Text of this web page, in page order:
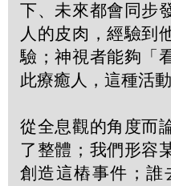
下、未來都會同步
人的皮肉，經驗到
驗；神視者能夠「
此療癒人，這種活
從全息觀的角度而
了整體；我們形容
創造這樁事件；誰